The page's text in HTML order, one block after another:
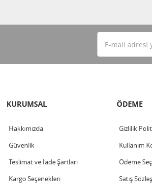
KURUMSAL
Hakkımızda
Güvenlik
Teslimat ve İade Şartları
Kargo Seçenekleri
ÖDEME
Gizlilik
Kullanım
Ödeme
Satış